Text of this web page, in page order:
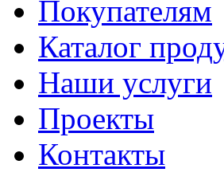
Покупателям
Каталог
Наши услуги
Проекты
Контакты